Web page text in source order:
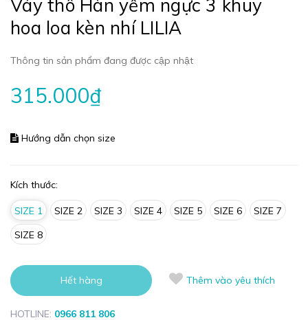
Váy thô Hàn yếm ngực 3 khuy
hoa loa kèn nhí LILIA
Thông tin sản phẩm đang được cập nhật
315.000₫
Hướng dẫn chọn size
Kích thước:
SIZE 1 SIZE 2 SIZE 3 SIZE 4 SIZE 5 SIZE 6
SIZE 7
SIZE 8
Hết hàng Thêm vào yêu thích
HOTLINE: 0966 811 806